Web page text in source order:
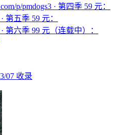
p/pmdogs3 · 第四季 59 元：
第五季 59 元：
第六季 99 元（连载中）：
07 收录